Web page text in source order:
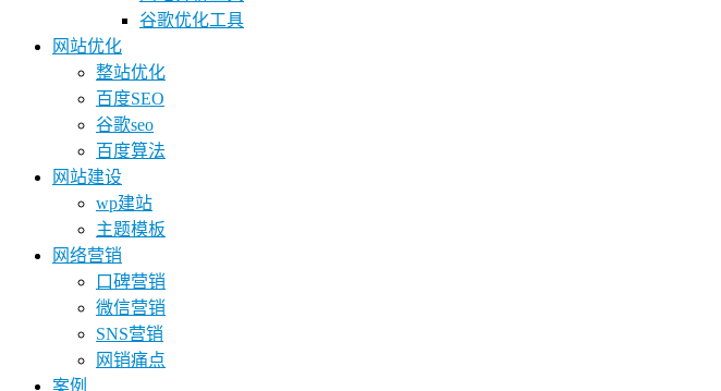
谷歌优化工具
网站优化
整站优化
百度SEO
谷歌seo
百度算法
网站建设
wp建站
主题模板
网络营销
口碑营销
微信营销
SNS营销
网销痛点
案例